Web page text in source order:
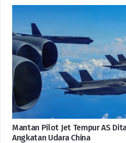
Mantan Pilot Jet Tempur AS
Angkatan Udara China